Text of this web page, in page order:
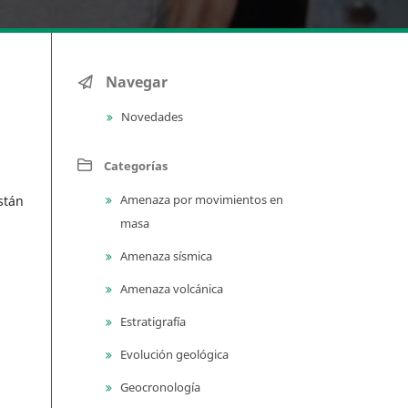
Navegar
Novedades
Categorías
Amenaza por movimientos en
masa
Amenaza sísmica
Amenaza volcánica
Estratigrafía
Evolución geológica
Geocronología